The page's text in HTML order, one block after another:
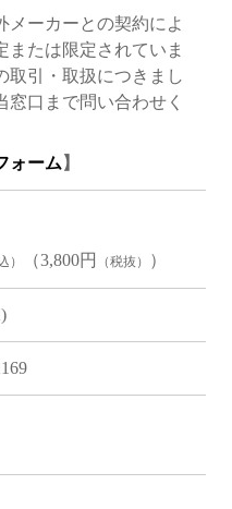
メーカーとの契約によ
または限定されていま
取引・取扱につきまし
窓口まで問い合わせく
ォーム 】
） （3,800円 （税抜） ）